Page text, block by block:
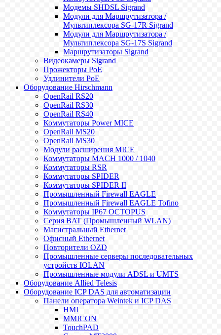
Модемы SHDSL Sigrand
Модули для Маршрутизатора /
Мультиплексора SG-17R Sigrand
Модули для Маршрутизатора /
Мультиплексора SG-17S Sigrand
Маршрутизаторы Sigrand
Видеокамеры Sigrand
Прожекторы PoE
Удлинители PoE
Оборудование Hirschmann
OpenRail RS20
OpenRail RS30
OpenRail RS40
Коммутаторы Power MICE
OpenRail MS20
OpenRail MS30
Модули расширения MICE
Коммутаторы MACH 1000 / 1040
Коммутаторы RSR
Коммутаторы SPIDER
Коммутаторы SPIDER II
Промышленный Firewall EAGLE
Промышленный Firewall EAGLE Tofino
Коммутаторы IP67 OCTOPUS
Серия BAT (Промышленный WLAN)
Магистральный Ethernet
Офисный Ethernet
Повторители OZD
Промышленные серверы последовательных
устройств IOLAN
Промышленные модули ADSL и UMTS
Оборудование Allied Telesis
Оборудование ICP DAS для автоматизации
Панели оператора Weintek и ICP DAS
HMI
MMICON
TouchPAD